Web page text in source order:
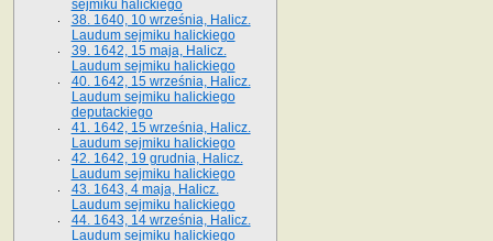
sejmiku halickiego
38. 1640, 10 września, Halicz.
Laudum sejmiku halickiego
39. 1642, 15 maja, Halicz.
Laudum sejmiku halickiego
40. 1642, 15 września, Halicz.
Laudum sejmiku halickiego
deputackiego
41. 1642, 15 września, Halicz.
Laudum sejmiku halickiego
42. 1642, 19 grudnia, Halicz.
Laudum sejmiku halickiego
43. 1643, 4 maja, Halicz.
Laudum sejmiku halickiego
44. 1643, 14 września, Halicz.
Laudum sejmiku halickiego